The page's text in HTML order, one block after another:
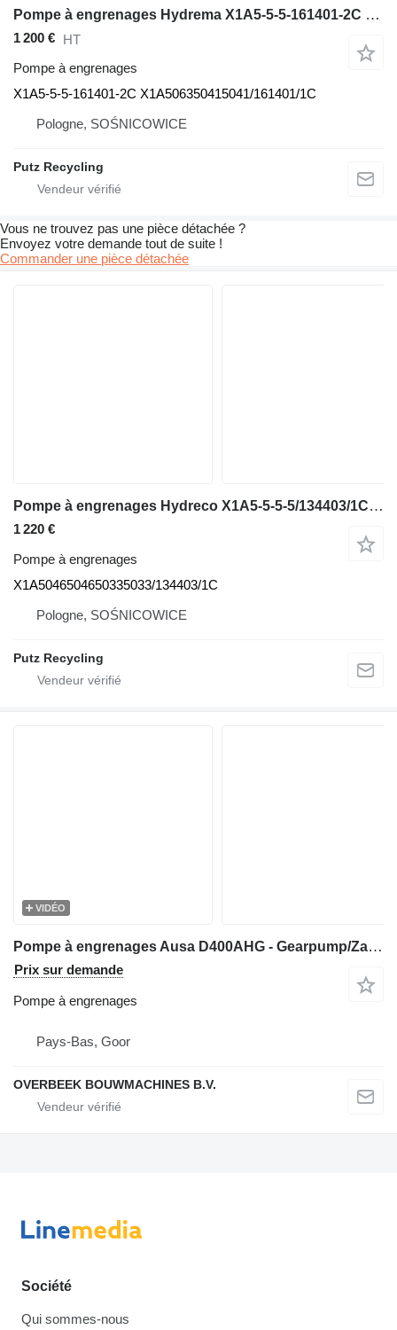
Pompe à engrenages Hydrema X1A5-5-5-161401-2C pour équipement de concassage Extec
1 200 € HT
Pompe à engrenages
X1A5-5-5-161401-2C X1A506350415041/161401/1C
Pologne, SOŚNICOWICE
Putz Recycling
Vous ne trouvez pas une pièce détachée ?
Envoyez votre demande tout de suite !
Commander une pièce détachée
Pompe à engrenages Hydreco X1A5-5-5-5/134403/1C X1A5046504650335033/134403/1C pour crible vibrant Powerscreen Chiefitain
1 220 €
Pompe à engrenages
X1A5046504650335033/134403/1C
Pologne, SOŚNICOWICE
Putz Recycling
VIDÉO
Pompe à engrenages Ausa D400AHG - Gearpump/Zahnradpumpe/Tandwielpomp pour mini tombereau
Prix sur demande
Pompe à engrenages
Pays-Bas, Goor
OVERBEEK BOUWMACHINES B.V.
Société
Qui sommes-nous